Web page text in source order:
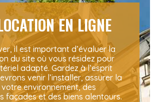
EN LIGNE
il est important d’évaluer la
du site où vous résidez pour
adapté. Gardez à l’esprit
venir l’installer, assurer la
environnement, des
façades et des biens alentours.